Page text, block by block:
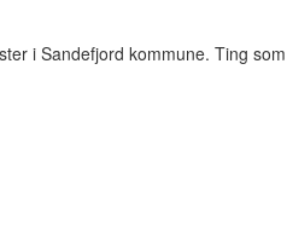
i Sandefjord kommune. Ting